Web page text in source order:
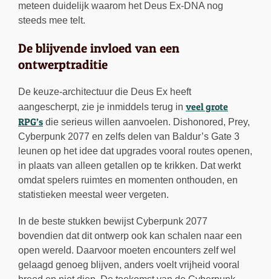
meteen duidelijk waarom het Deus Ex-DNA nog
steeds mee telt.
De blijvende invloed van een
ontwerptraditie
De keuze-architectuur die Deus Ex heeft
aangescherpt, zie je inmiddels terug in veel grote
RPG’s die serieus willen aanvoelen. Dishonored, Prey,
Cyberpunk 2077 en zelfs delen van Baldur’s Gate 3
leunen op het idee dat upgrades vooral routes openen,
in plaats van alleen getallen op te krikken. Dat werkt
omdat spelers ruimtes en momenten onthouden, en
statistieken meestal weer vergeten.
In de beste stukken bewijst Cyberpunk 2077
bovendien dat dit ontwerp ook kan schalen naar een
open wereld. Daarvoor moeten encounters zelf wel
gelaagd genoeg blijven, anders voelt vrijheid vooral